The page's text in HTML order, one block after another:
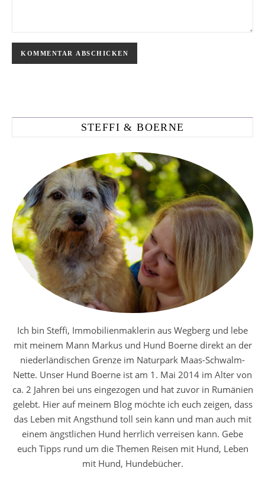
STEFFI & BOERNE
Ich bin Steffi, Immobilienmaklerin aus Wegberg und lebe
mit meinem Mann Markus und Hund Boerne direkt an der
niederländischen Grenze im Naturpark Maas-Schwalm-
Nette. Unser Hund Boerne ist am 1. Mai 2014 im Alter von
ca. 2 Jahren bei uns eingezogen und hat zuvor in Rumänien
gelebt. Hier auf meinem Blog möchte ich euch zeigen, dass
das Leben mit Angsthund toll sein kann und man auch mit
einem ängstlichen Hund herrlich verreisen kann. Gebe
euch Tipps rund um die Themen Reisen mit Hund, Leben
mit Hund, Hundebücher.